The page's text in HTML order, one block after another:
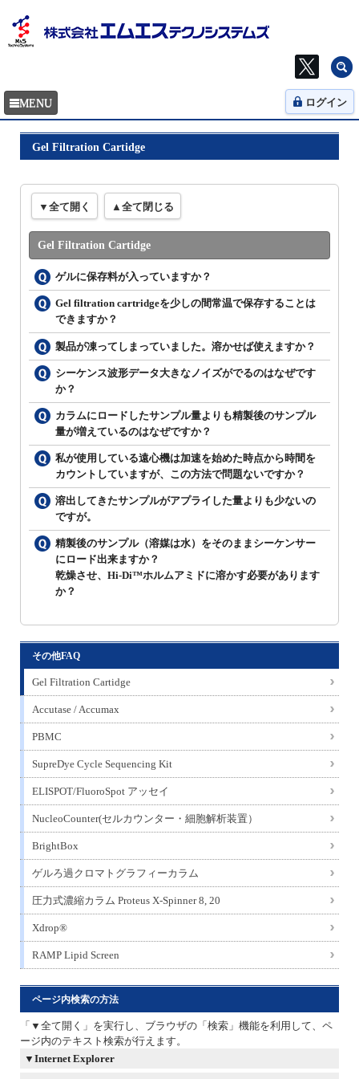
ログイン
Gel Filtration Cartidge
▼全て開く ▲全て閉じる
Gel Filtration Cartidge
ゲルに保存料が入っていますか？
Gel filtration cartridgeを少しの間常温で保存することは
できますか？
製品が凍ってしまっていました。溶かせば使えますか？
シーケンス波形データ大きなノイズがでるのはなぜです
か？
カラムにロードしたサンプル量よりも精製後のサンプル
量が増えているのはなぜですか？
私が使用している遠心機は加速を始めた時点から時間を
カウントしていますが、この方法で問題ないですか？
溶出してきたサンプルがアプライした量よりも少ないの
ですが。
精製後のサンプル（溶媒は水）をそのままシーケンサー
にロード出来ますか？
乾燥させ、Hi-Di™ホルムアミドに溶かす必要があります
か？
その他FAQ
Gel Filtration Cartidge
Accutase / Accumax
PBMC
SupreDye Cycle Sequencing Kit
ELISPOT/FluoroSpot アッセイ
NucleoCounter(セルカウンター・細胞解析装置）
BrightBox
ゲルろ過クロマトグラフィーカラム
圧力式濃縮カラム Proteus X-Spinner 8, 20
Xdrop®
RAMP Lipid Screen
ページ内検索の方法
「▼全て開く」を実行し、ブラウザの「検索」機能を利用して、ペ
ージ内のテキスト検索が行えます。
▼ Internet Explorer